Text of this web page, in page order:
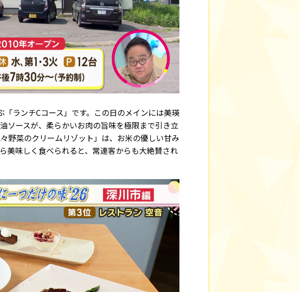
ランチCコース」です。この日のメインには美瑛
ソースが、柔らかいお肉の旨味を極限まで引き立
野菜のクリームリゾット」は、お米の優しい甘み
美味しく食べられると、常連客からも大絶賛され